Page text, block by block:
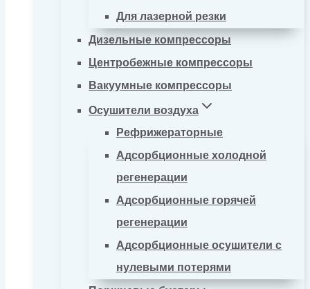
Для лазерной резки
Дизельные компрессоры
Центробежные компрессоры
Вакуумные компрессоры
Осушители воздуха
Рефрижераторные
Адсорбционные холодной
регенерации
Адсорбционные горячей
регенерации
Адсорбционные осушители с
нулевыми потерями